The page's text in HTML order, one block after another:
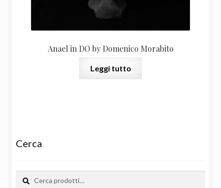
Anael in DO by Domenico Morabito
Leggi tutto
Cerca
Cerca:
Cerca